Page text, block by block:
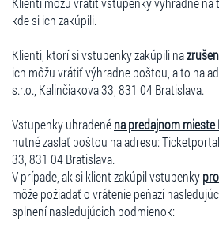
kde si ich zakúpili.
Klienti, ktorí si vstupenky zakúpili na
ich môžu vrátiť výhradne poštou, a to na
s.r.o., Kalinčiakova 33, 831 04 Bratislava.
Vstupenky uhradenéna predajnom
nutné zaslať poštou na adresu:
33, 831 04 Bratislava.
V prípade, ak si klient zakúpil vstupenky
môže požiadať o vrátenie peňazí
splnení nasledujúcich podmienok: